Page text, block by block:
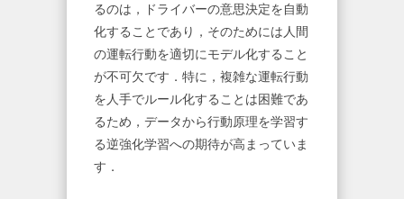
るのは，ドライバーの意思決定を自動
化することであり，そのためには人間
の運転行動を適切にモデル化すること
が不可欠です．特に，複雑な運転行動
を人手でルール化することは困難であ
るため，データから行動原理を学習す
る逆強化学習への期待が高まっていま
す．